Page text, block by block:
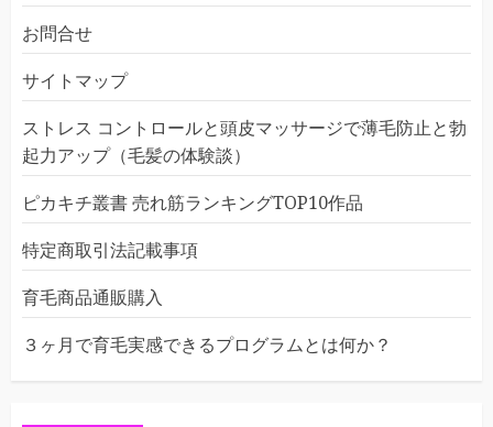
お問合せ
サイトマップ
ストレス コントロールと頭皮マッサージで薄毛防止と勃
起力アップ（毛髪の体験談）
ピカキチ叢書 売れ筋ランキングTOP10作品
特定商取引法記載事項
育毛商品通販購入
３ヶ月で育毛実感できるプログラムとは何か？